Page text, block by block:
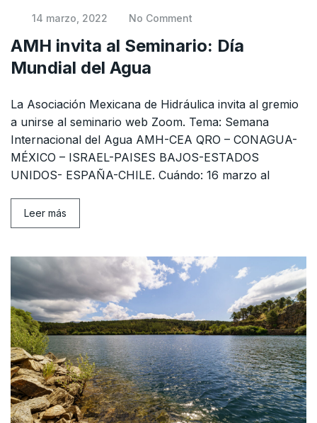
14 marzo, 2022 No Comment
AMH invita al Seminario: Día
Mundial del Agua
La Asociación Mexicana de Hidráulica invita al gremio
a unirse al seminario web Zoom. Tema: Semana
Internacional del Agua AMH-CEA QRO – CONAGUA-
MÉXICO – ISRAEL-PAISES BAJOS-ESTADOS
UNIDOS- ESPAÑA-CHILE. Cuándo: 16 marzo al
Leer más